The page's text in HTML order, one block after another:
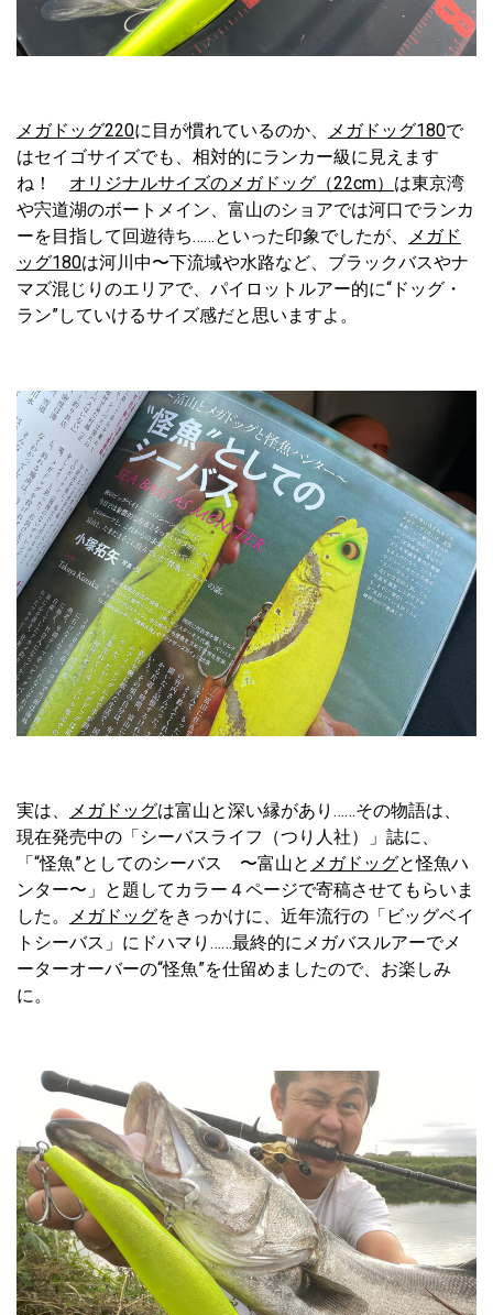
メガドッグ220に目が慣れているのか、 メガドッグ180で
はセイゴサイズでも、相対的にランカー級に見えます
ね！ オリジナルサイズのメガドッグ（22cm） は東京湾
や宍道湖のボートメイン、富山のショアでは河口でランカ
ーを目指して回遊待ち……といった印象でしたが、
メガド
ッグ180は河川中〜下流域や水路など、ブラックバスやナ
マズ混じりのエリアで、パイロットルアー的に“ドッグ・
ラン”していけるサイズ感だと思いますよ。
実は、 メガドッグは富山と深い縁があり……その物語は、
現在発売中の「シーバスライフ（つり人社）」誌に、
「“怪魚”としてのシーバス 〜富山と メガドッグと怪魚ハ
ンター〜」と題してカラー４ページで寄稿させてもらいま
した。
メガドッグをきっかけに、近年流行の「ビッグベイ
トシーバス」にドハマり……最終的にメガバスルアーでメ
ーターオーバーの“怪魚”を仕留めましたので、お楽しみ
に。